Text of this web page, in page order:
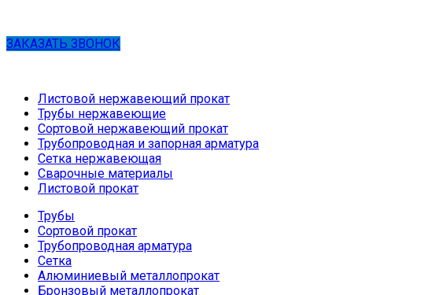
ЗАКАЗАТЬ ЗВОНОК
Листовой нержавеющий прокат
Трубы нержавеющие
Сортовой нержавеющий прокат
Трубопроводная и запорная арматура
Сетка нержавеющая
Сварочные материалы
Листовой прокат
Трубы
Сортовой прокат
Трубопроводная арматура
Сетка
Алюминиевый металлопрокат
Бронзовый металлопрокат